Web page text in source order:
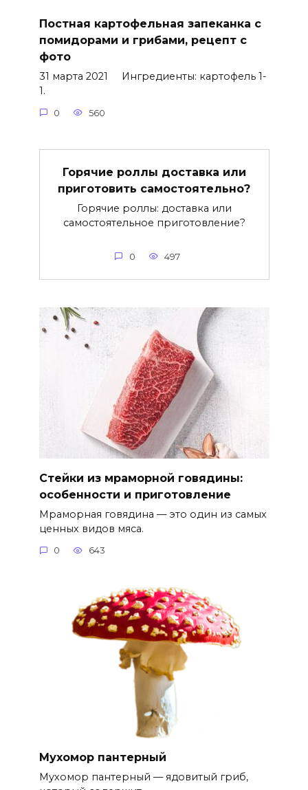
Постная картофельная запеканка с
помидорами и грибами, рецепт с
фото
31 марта 2021 Ингредиенты: картофель 1-
1.
0 560
Горячие роллы доставка или
приготовить самостоятельно?
Горячие роллы: доставка или
самостоятельное приготовление?
0 497
Стейки из мраморной говядины:
особенности и приготовление
Мраморная говядина — это один из самых
ценных видов мяса.
0 643
Мухомор пантерный
Мухомор пантерный — ядовитый гриб,